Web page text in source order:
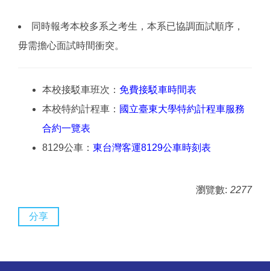
同時報考本校多系之考生，本系已協調面試順序，
毋需擔心面試時間衝突。
本校接駁車班次： 免費接駁車時間表
本校特約計程車： 國立臺東大學特約計程車服務
合約一覽表
8129公車： 東台灣客運8129公車時刻表
瀏覽數: 2277
分享